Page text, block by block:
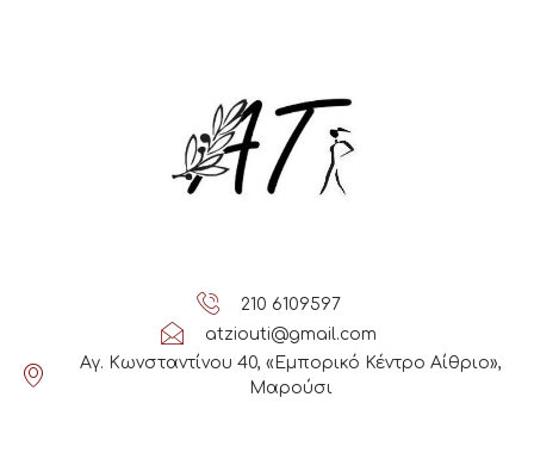
210 6109597
atziouti@gmail.com
Αγ. Κωνσταντίνου 40, «Εμπορικό Κέντρο Αίθριο»,
Μαρούσι